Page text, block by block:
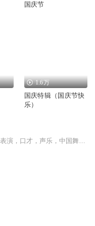
国庆节
1.6万
国庆特辑（国庆节快
乐）